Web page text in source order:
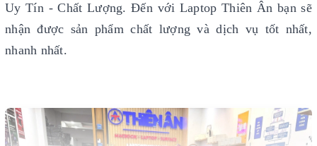
Uy Tín - Chất Lượng. Đến với Laptop Thiên Ân bạn sẽ
nhận được sản phẩm chất lượng và dịch vụ tốt nhất,
nhanh nhất.